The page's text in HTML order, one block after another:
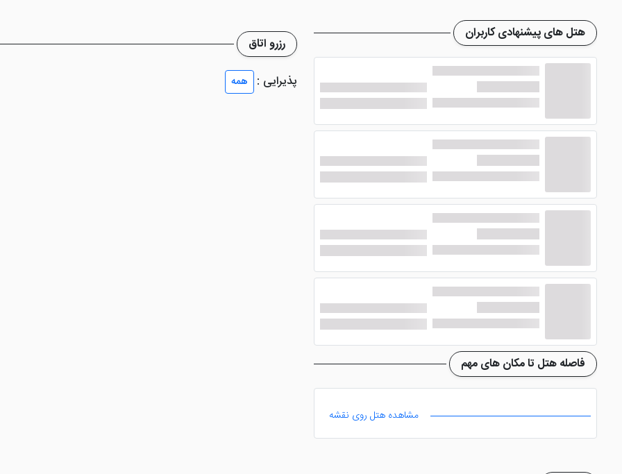
در هتل رویال پالاس وان امکانات رفاهی بسیار خوبی طراحی شده تا میهمانان نهایت آرامش را در این هتل تجربه کنند. در ذیل مطلب به شرح امکانات این هتل 4
سونا و تناسب اندام
سالن تناسب اندام هتل یکی از بهترین امکانات آن بوده که جهت سلامتی میهمانان طراحی شده است. پیشرفته ترین دستگاه های
ریلکس کردن و دفع سموم بهترین گزینه است که جزئی از امکانات عالی هتل به شمار می رود.
رستوران و بار
در رستوران هتل رویال پالاس وان می توانید منوی متنوعی از غذاهای بین المللی و محلی را ببینید که با سفارش آن ها کیفیت بالای
شده که بسیار اشتها برانگیز است. سالن بار هتل نیز با سرو نوشیدنی های الکلی و غیرالکلی بهترین مکان خواهد بود تا ساعاتی را به شادی سپری
دیگر امکانات
بوده و باغی زیبا نیز طراحی شده است. خدمات لاندری، تاکسی سرویس، ترانسفر رفت و برگشت فرودگاهی، آسانسور و ... هم از دیگر امکانات
آدرس و اماکن نزدیک هتل رویال پالاس وان
رزرو اتاق
پذیرایی :
همه
هتل های پیشنهادی کاربران
فاصله هتل تا مکان های مهم
مشاهده هتل روی نقشه